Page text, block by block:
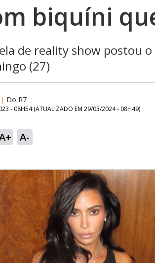
biquíni
de reality show postou
(27)
| Do R7
- 08H54 (ATUALIZADO EM 29/03/2024 - 08H49)
A-